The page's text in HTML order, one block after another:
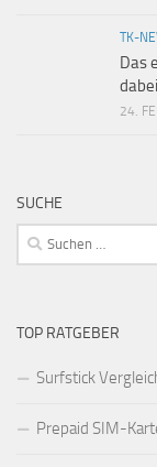
TK-
Das
24.
SUCHE
Suchen
nach:
TOP RATGEBER
Surfstick
Prepaid SIM-